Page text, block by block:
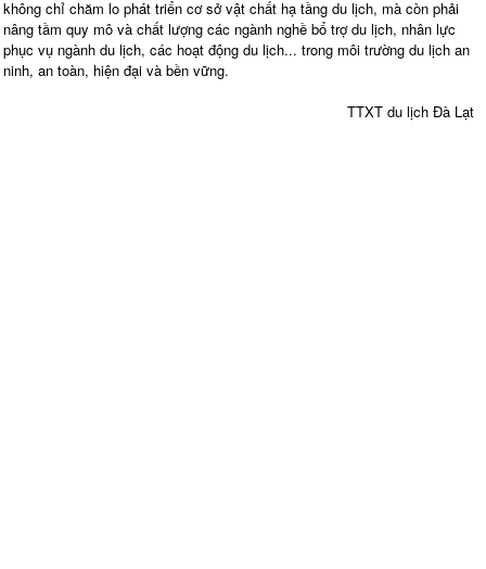
không chỉ chăm lo phát triển cơ sở vật chất hạ tầng du lịch, mà còn phải
nâng tầm quy mô và chất lượng các ngành nghề bổ trợ du lịch, nhân lực
phục vụ ngành du lịch, các hoạt động du lịch... trong môi trường du lịch an
ninh, an toàn, hiện đại và bền vững.
TTXT du lịch Đà Lạt